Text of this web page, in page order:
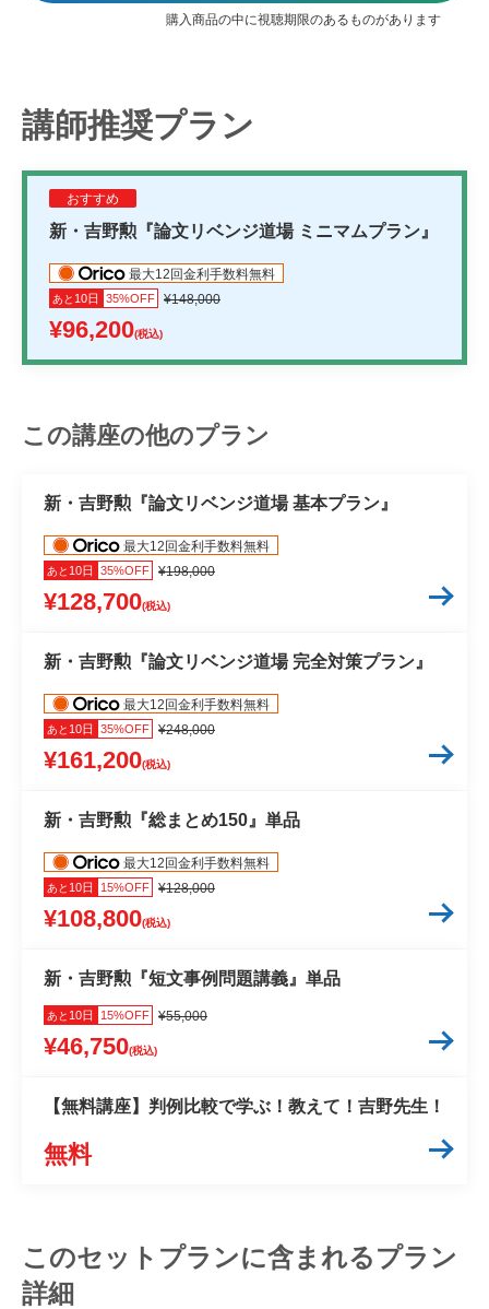
購入商品の中に視聴期限のあるものがあります
講師推奨プラン
おすすめ
新・吉野勲『論文リベンジ道場 ミニマムプラン』
最大12回金利手数料無料
あと 10日 35%OFF ¥148,000
¥96,200(税込)
この講座の他のプラン
新・吉野勲『論文リベンジ道場 基本プラン』
最大12回金利手数料無料
あと 10日 35%OFF ¥198,000
¥128,700(税込)
新・吉野勲『論文リベンジ道場 完全対策プラン』
最大12回金利手数料無料
あと 10日 35%OFF ¥248,000
¥161,200(税込)
新・吉野勲『総まとめ150』単品
最大12回金利手数料無料
あと 10日 15%OFF ¥128,000
¥108,800(税込)
新・吉野勲『短文事例問題講義』単品
あと 10日 15%OFF ¥55,000
¥46,750(税込)
【無料講座】判例比較で学ぶ！教えて！吉野先生！
無料
このセットプランに含まれるプラン
詳細